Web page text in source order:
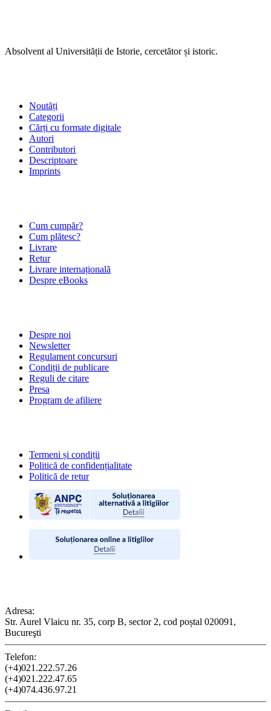
Absolvent al Universității de Istorie, cercetător și istoric.
Noutăți
Categorii
Cărți cu formate digitale
Autori
Contributori
Descriptoare
Imprints
Cum cumpăr?
Cum plătesc?
Livrare
Retur
Livrare internațională
Despre eBooks
Despre noi
Newsletter
Regulament concursuri
Condiții de publicare
Reguli de citare
Presa
Program de afiliere
Termeni și condiții
Politică de confidențialitate
Politică de retur
Adresa:
Str. Aurel Vlaicu nr. 35, corp B, sector 2, cod poștal 020091,
Bucureşti
Telefon:
(+4)021.222.57.26
(+4)021.222.47.65
(+4)074.436.97.21